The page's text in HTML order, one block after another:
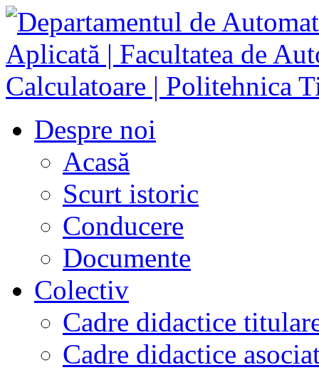
Despre noi
Acasă
Scurt istoric
Conducere
Documente
Colectiv
Cadre didactice
Cadre didactice